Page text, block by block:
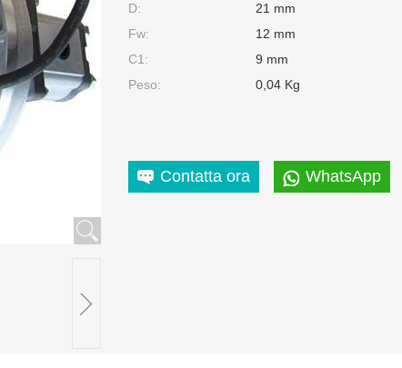
D:
21 mm
Fw:
12 mm
C1:
9 mm
Peso:
0,04 Kg
Contatta ora WhatsApp